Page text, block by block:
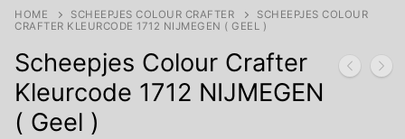
HOME SCHEEPJES COLOUR CRAFTER
SCHEEPJES COLOUR
CRAFTER KLEURCODE 1712 NIJMEGEN ( GEEL )
Scheepjes Colour Crafter
Kleurcode 1712 NIJMEGEN
( Geel )